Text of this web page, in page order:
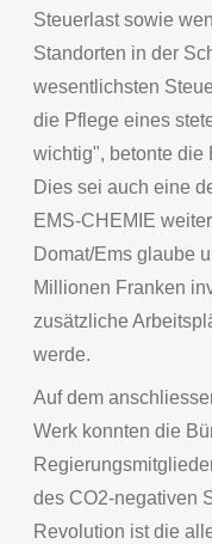
Steuerlast sowie
Standorten in der
wesentlichsten
die Pflege eines
wichtig", betonte die
Dies sei auch eine
EMS-CHEMIE
Domat/Ems glaube
Millionen Franken
zusätzliche
werde.
Auf dem
Werk konnten die
des CO2-negativen
Revolution ist die